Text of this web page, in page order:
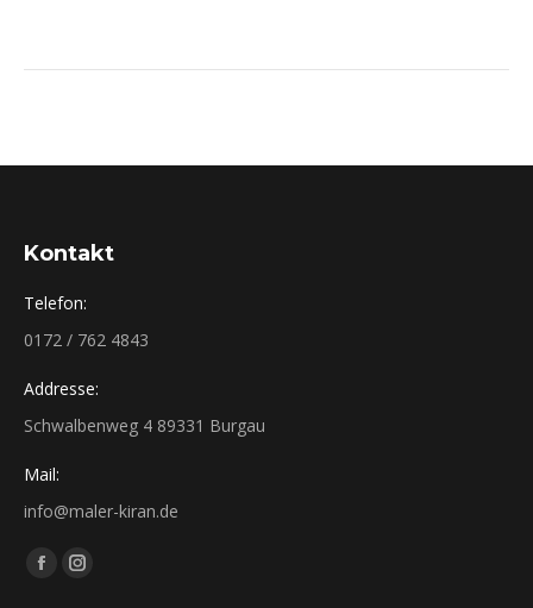
Kontakt
Telefon:
0172 / 762 4843
Addresse:
Schwalbenweg 4 89331 Burgau
Mail:
info@maler-kiran.de
Finden Sie uns auf:
FacebookInstagram